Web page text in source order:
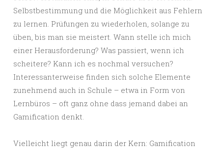
Selbstbestimmung und die Möglichkeit aus Fehlern
zu lernen. Prüfungen zu wiederholen, solange zu
üben, bis man sie meistert. Wann stelle ich mich
einer Herausforderung? Was passiert, wenn ich
scheitere? Kann ich es nochmal versuchen?
Interessanterweise finden sich solche Elemente
zunehmend auch in Schule – etwa in Form von
Lernbüros – oft ganz ohne dass jemand dabei an
Gamification denkt.
Vielleicht liegt genau darin der Kern: Gamification